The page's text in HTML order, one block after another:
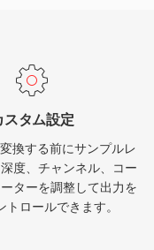
スタム設定
換する前にサンプルレ
度、チャンネル、コー
ターを調整して出力を
トロールできます。